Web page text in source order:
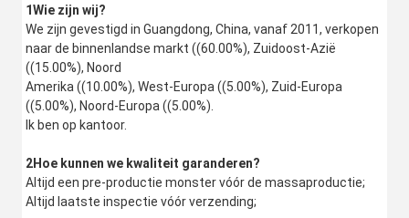
1Wie zijn wij?
We zijn gevestigd in Guangdong, China, vanaf 2011, verkopen
naar de binnenlandse markt ((60.00%), Zuidoost-Azië
((15.00%), Noord
Amerika ((10.00%), West-Europa ((5.00%), Zuid-Europa
((5.00%), Noord-Europa ((5.00%).
Ik ben op kantoor.
2Hoe kunnen we kwaliteit garanderen?
Altijd een pre-productie monster vóór de massaproductie;
Altijd laatste inspectie vóór verzending;